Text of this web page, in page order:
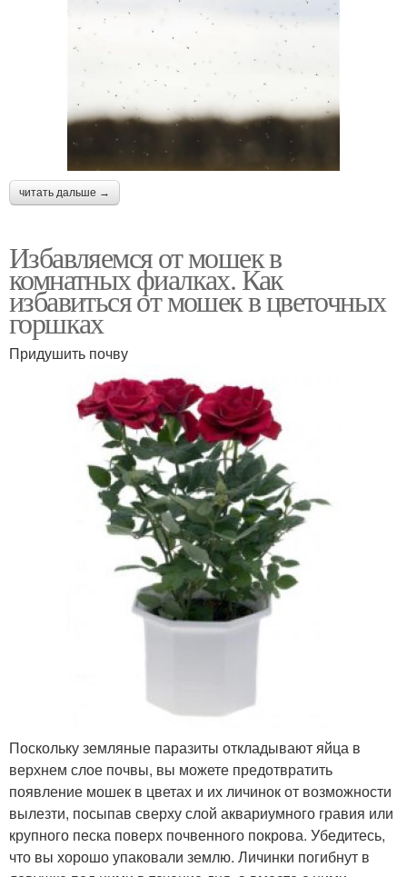
читать дальше →
Избавляемся от мошек в
комнатных фиалках. Как
избавиться от мошек в цветочных
горшках
Придушить почву
Поскольку земляные паразиты откладывают яйца в
верхнем слое почвы, вы можете предотвратить
появление мошек в цветах и их личинок от возможности
вылезти, посыпав сверху слой аквариумного гравия или
крупного песка поверх почвенного покрова. Убедитесь,
что вы хорошо упаковали землю. Личинки погибнут в